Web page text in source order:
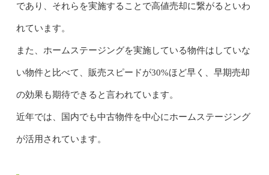
であり、それらを実施することで高値売却に繋がるといわ
れています。
また、ホームステージングを実施している物件はしていな
い物件と比べて、販売スピードが30%ほど早く、早期売却
の効果も期待できると言われています。
近年では、国内でも中古物件を中心にホームステージング
が活用されています。